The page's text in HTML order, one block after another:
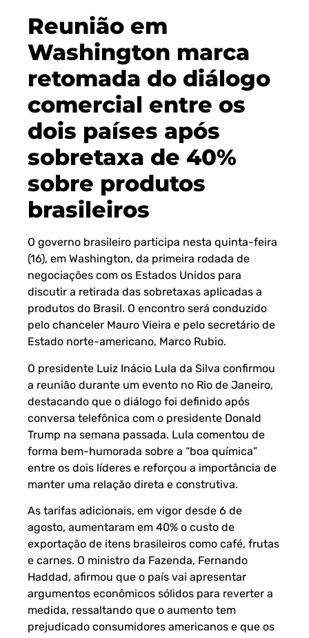
Reunião em
Washington marca
retomada do diálogo
comercial entre os
dois países após
sobretaxa de 40%
sobre produtos
brasileiros
O governo brasileiro participa nesta quinta-feira
(16), em Washington, da primeira rodada de
negociações com os Estados Unidos para
discutir a retirada das sobretaxas aplicadas a
produtos do Brasil. O encontro será conduzido
pelo chanceler Mauro Vieira e pelo secretário de
Estado norte-americano, Marco Rubio.
O presidente Luiz Inácio Lula da Silva confirmou
a reunião durante um evento no Rio de Janeiro,
destacando que o diálogo foi definido após
conversa telefônica com o presidente Donald
Trump na semana passada. Lula comentou de
forma bem-humorada sobre a “boa química”
entre os dois líderes e reforçou a importância de
manter uma relação direta e construtiva.
As tarifas adicionais, em vigor desde 6 de
agosto, aumentaram em 40% o custo de
exportação de itens brasileiros como café, frutas
e carnes. O ministro da Fazenda, Fernando
Haddad, afirmou que o país vai apresentar
argumentos econômicos sólidos para reverter a
medida, ressaltando que o aumento tem
prejudicado consumidores americanos e que os